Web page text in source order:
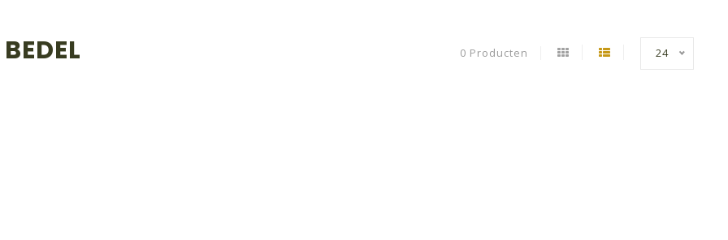
0 Producten 24